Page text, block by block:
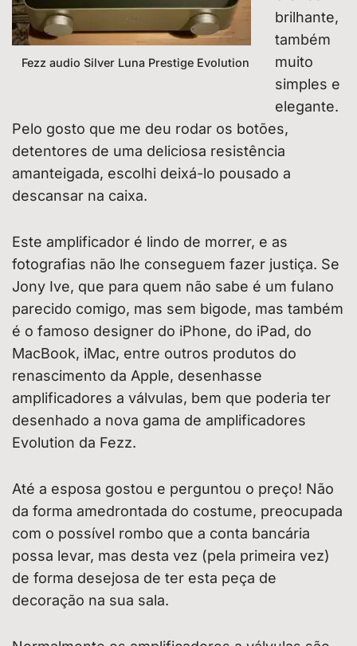
Fezz audio Silver Luna Prestige Evolution
brilhante,
também
muito
simples e
elegante.
Pelo gosto que me deu rodar os botões,
detentores de uma deliciosa resistência
amanteigada, escolhi deixá-lo pousado a
descansar na caixa.
Este amplificador é lindo de morrer, e as
fotografias não lhe conseguem fazer justiça. Se
Jony Ive, que para quem não sabe é um fulano
parecido comigo, mas sem bigode, mas também
é o famoso designer do iPhone, do iPad, do
MacBook, iMac, entre outros produtos do
renascimento da Apple, desenhasse
amplificadores a válvulas, bem que poderia ter
desenhado a nova gama de amplificadores
Evolution da Fezz.
Até a esposa gostou e perguntou o preço! Não
da forma amedrontada do costume, preocupada
com o possível rombo que a conta bancária
possa levar, mas desta vez (pela primeira vez)
de forma desejosa de ter esta peça de
decoração na sua sala.